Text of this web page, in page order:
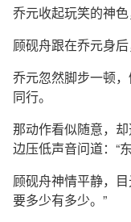
乔元收起玩笑的神
顾砚舟跟在乔元身后
乔元忽然脚步一顿
同行。
那动作看似随意，
边压低声音问道：“
顾砚舟神情平静，目
要多少有多少。”